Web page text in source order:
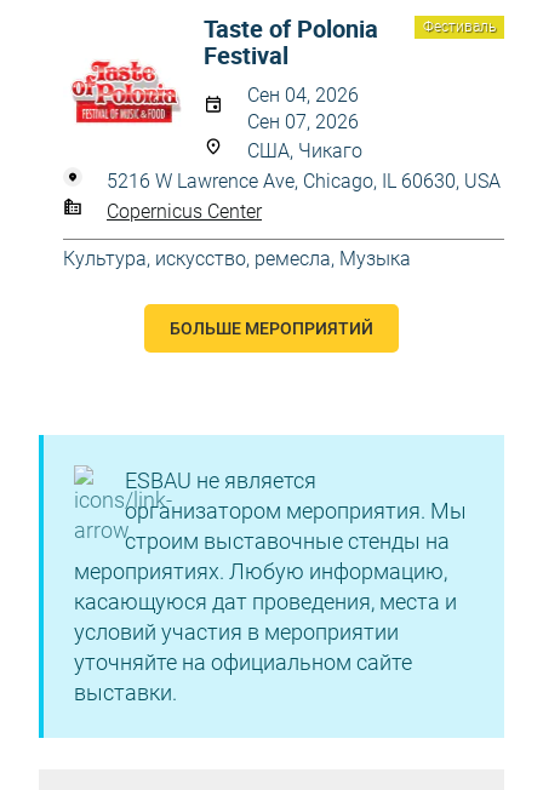
Фестиваль
Taste of Polonia
Festival
Сен 04, 2026
Сен 07, 2026
США, Чикаго
5216 W Lawrence Ave, Chicago, IL 60630, USA
Copernicus Center
Культура, искусство, ремесла, Музыка
БОЛЬШЕ МЕРОПРИЯТИЙ
ESBAU не является
организатором мероприятия. Мы
строим выставочные стенды на
мероприятиях. Любую информацию,
касающуюся дат проведения, места и
условий участия в мероприятии
уточняйте на официальном сайте
выставки.